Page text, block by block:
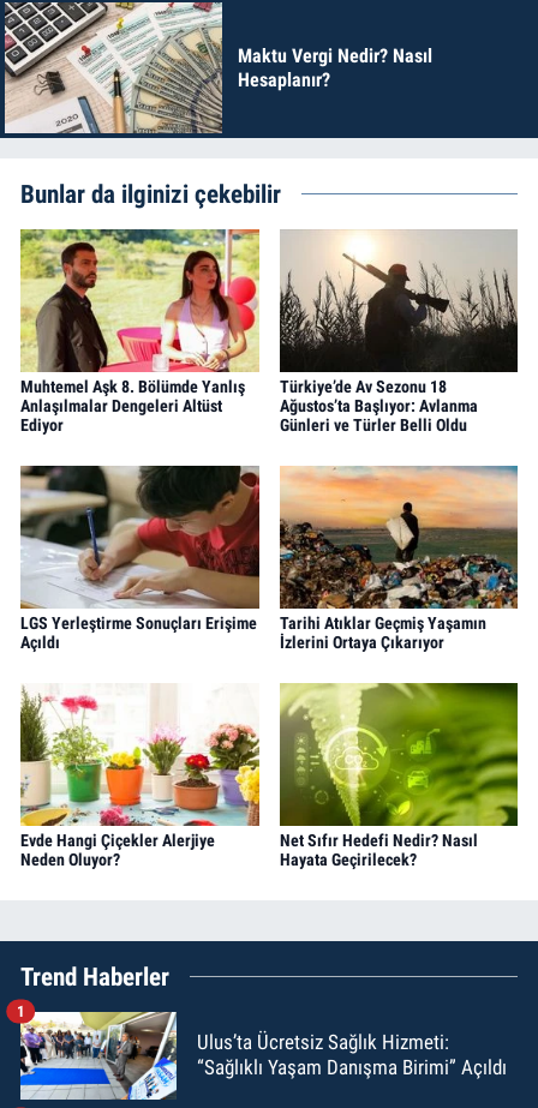
Maktu Vergi Nedir? Nasıl
Hesaplanır?
Bunlar da ilginizi çekebilir
Muhtemel Aşk 8. Bölümde Yanlış
Anlaşılmalar Dengeleri Altüst
Ediyor
Türkiye’de Av Sezonu 18
Ağustos’ta Başlıyor: Avlanma
Günleri ve Türler Belli Oldu
LGS Yerleştirme Sonuçları Erişime
Açıldı
Tarihi Atıklar Geçmiş Yaşamın
İzlerini Ortaya Çıkarıyor
Evde Hangi Çiçekler Alerjiye
Neden Oluyor?
Net Sıfır Hedefi Nedir? Nasıl
Hayata Geçirilecek?
Trend Haberler
Ulus’ta Ücretsiz Sağlık Hizmeti:
“Sağlıklı Yaşam Danışma Birimi” Açıldı
1